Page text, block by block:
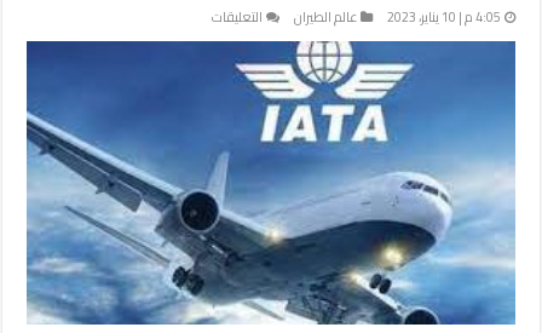
4:05 م | 10 يناير، 2023 عالم الطيران التعليقات
تراجع
13.7%
خلال
نوفمبر
الماضي
مغلقة